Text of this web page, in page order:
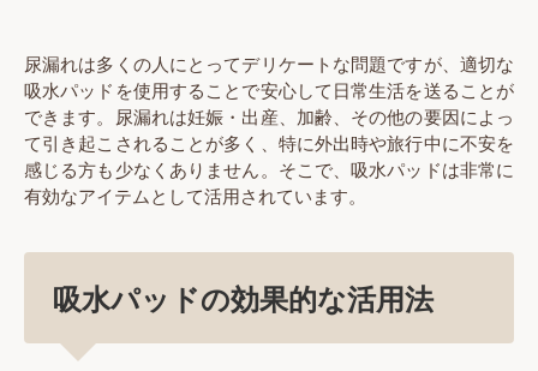
尿漏れは多くの人にとってデリケートな問題ですが、適切な
吸水パッドを使用することで安心して日常生活を送ることが
できます。尿漏れは妊娠・出産、加齢、その他の要因によっ
て引き起こされることが多く、特に外出時や旅行中に不安を
感じる方も少なくありません。そこで、吸水パッドは非常に
有効なアイテムとして活用されています。
吸水パッドの効果的な活用法